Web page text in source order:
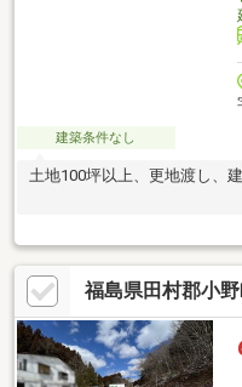
建築条件なし
土地100坪以上、更地渡し、
福島県田村郡小